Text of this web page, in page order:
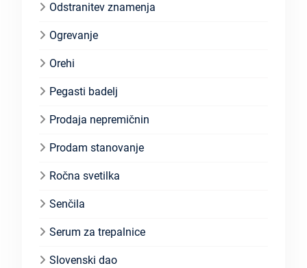
Odstranitev znamenja
Ogrevanje
Orehi
Pegasti badelj
Prodaja nepremičnin
Prodam stanovanje
Ročna svetilka
Senčila
Serum za trepalnice
Slovenski dao